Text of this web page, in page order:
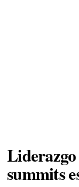
summits